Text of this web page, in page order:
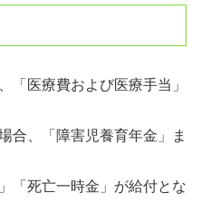
「医療費および医療手当」
合、「障害児養育年金」ま
「死亡一時金」が給付とな